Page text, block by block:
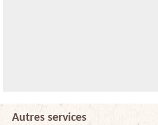
Autres services